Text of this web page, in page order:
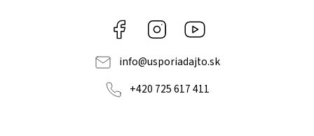
Facebook Instagram
info@usporiadajto.sk
+420 725 617 411